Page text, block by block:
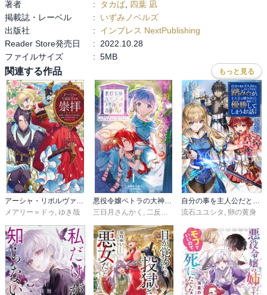
著者
: タカば 四葉 凪
掲載誌・レーベル
:
いずみノベルズ
出版社
:
インプレス NextPublishing
Reader Store発売日
:
2022.10.28
ファイルサイズ
: 5MB
関連する作品 もっと見る
アーシャ・リボルヴァの崇拝～皇帝陛下に溺愛される悪役令嬢は、結婚の手土産に不穏分子を平定するようです。～
メアリー＝ドゥ , ゆき哉
悪役令嬢ペトラの大神殿暮らし
三日月さんかく , 二反田こな
自分の事を主人公だと信じてやまない踏み台が、主人公を踏み台だと勘違いして、優勝してしまうお話です
流石ユユシタ , 卵の黄身